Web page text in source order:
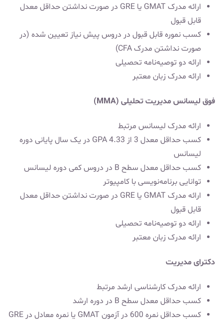
ارائه مدرک GMAT یا GRE در صورت نداشتن حداقل معدل
قابل قبول
کسب نموره قابل قبول در دروس پیش نیاز تعیین شده (در
صورت نداشتن مدرک CFA)
ارائه دو توصیه‌نامه تحصیلی
ارائه مدرک زبان معتبر
فوق لیسانس مدیریت تحلیلی (MMA)
ارائه مدرک لیسانس مرتبط
کسب حداقل معدل 3 از 4.33 GPA در یک سال پایانی دوره
لیسانس
کسب حداقل معدل سطح B در دروس کمی دوره لیسانس
توانایی برنامه‌نویسی با کامپیوتر
ارائه مدرک GMAT یا GRE در صورت نداشتن حداقل معدل
قابل قبول
ارائه دو توصیه‌نامه تحصیلی
ارائه مدرک زبان معتبر
دکترای مدیریت
ارائه مدرک کارشناسی ارشد مرتبط
کسب حداقل معدل سطح B در دوره ارشد
کسب حداقل نمره 600 در آزمون GMAT یا نمره معادل در GRE